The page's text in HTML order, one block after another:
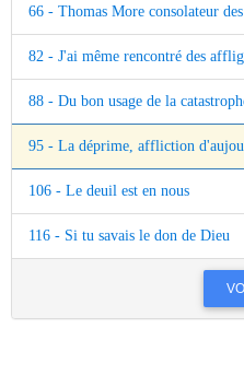
66 - Thomas More consolateur
82 - J'ai même rencontré des
88 - Du bon usage de la
95 - La déprime, affliction
106 - Le deuil est en nous
116 - Si tu savais le don de Dieu